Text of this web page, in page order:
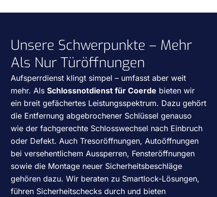
Unsere Schwerpunkte – Mehr
Als Nur Türöffnungen
Aufsperrdienst klingt simpel – umfasst aber weit
mehr. Als Schlossnotdienst für Coerde bieten wir
ein breit gefächertes Leistungsspektrum. Dazu gehört
die Entfernung abgebrochener Schlüssel genauso
wie der fachgerechte Schlosswechsel nach Einbruch
oder Defekt. Auch Tresoröffnungen, Autoöffnungen
bei versehentlichem Aussperren, Fensteröffnungen
sowie die Montage neuer Sicherheitsbeschläge
gehören dazu. Wir beraten zu Smartlock-Lösungen,
führen Sicherheitschecks durch und bieten